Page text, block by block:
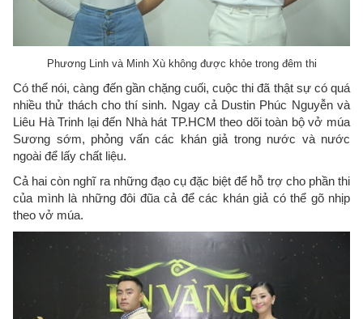
Phương Linh và Minh Xù không được khỏe trong đêm thi
Có thể nói, càng đến gần chặng cuối, cuộc thi đã thật sự có quá
nhiều thử thách cho thí sinh. Ngay cả Dustin Phúc Nguyễn và
Liêu Hà Trinh lại đến Nhà hát TP.HCM theo dõi toàn bộ vở múa
Sương sớm, phỏng vấn các khán giả trong nước và nước
ngoài để lấy chất liệu.
Cả hai còn nghĩ ra những đạo cụ đặc biệt để hỗ trợ cho phần thi
của mình là những đôi đũa cả để các khán giả có thể gõ nhịp
theo vở múa.